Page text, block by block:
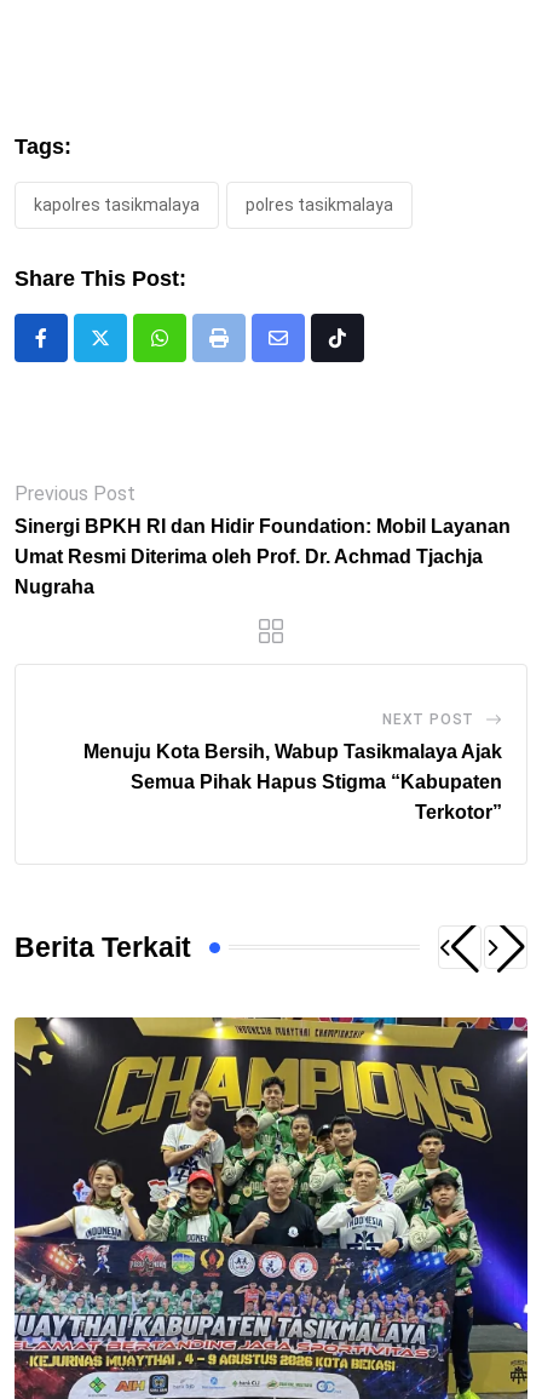
Tags:
kapolres tasikmalaya polres tasikmalaya
Share This Post:
WhatsappPrint
Share
Tiktok
Previous Post
Sinergi BPKH RI dan Hidir Foundation: Mobil Layanan
Umat Resmi Diterima oleh Prof. Dr. Achmad Tjachja
Nugraha
NEXT POST
Menuju Kota Bersih, Wabup Tasikmalaya Ajak
Semua Pihak Hapus Stigma “Kabupaten
Terkotor”
Berita Terkait